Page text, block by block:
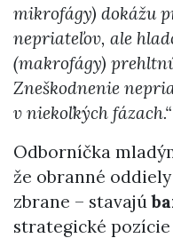
mikrofágy) dokážu
nepriateľov, ale
(makrofágy)
Zneškodnenie
v niekoľkých fázach.“
Odborníčka
že obranné
zbrane – stavajú
strategické